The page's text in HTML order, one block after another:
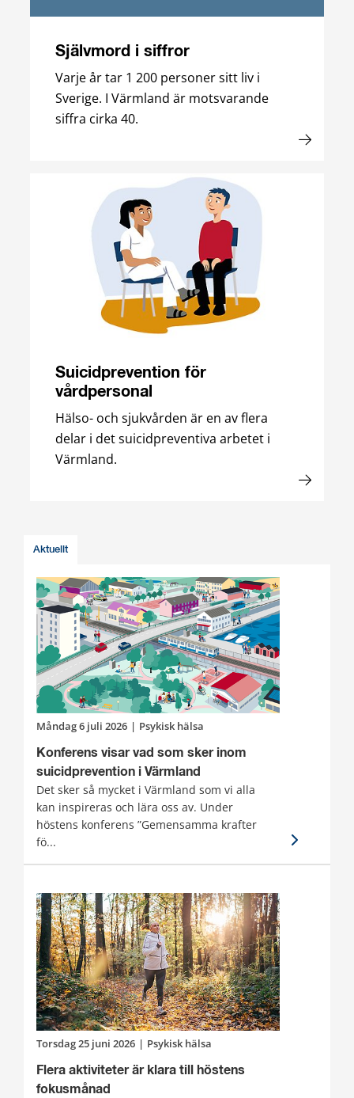
Självmord i siffror
Varje år tar 1 200 personer sitt liv i
Sverige. I Värmland är motsvarande
siffra cirka 40.
Suicidprevention för
vårdpersonal
Hälso- och sjukvården är en av flera
delar i det suicidpreventiva arbetet i
Värmland.
Aktuellt
måndag 6 juli 2026 | Psykisk hälsa
Konferens visar vad som sker inom
suicidprevention i Värmland
Det sker så mycket i Värmland som vi alla
kan inspireras och lära oss av. Under
höstens konferens ”Gemensamma krafter
fö...
torsdag 25 juni 2026 | Psykisk hälsa
Flera aktiviteter är klara till höstens
fokusmånad